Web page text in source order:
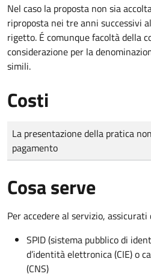
Nel caso la proposta non sia
riproposta nei tre anni successivi
rigetto. É comunque facoltà della
considerazione per la
simili.
Costi
Tipo di pagamento
Importo
La presentazione della pratica
pagamento
Cosa serve
Per accedere al servizio, assicurati
SPID (sistema pubblico di
d’identità elettronica (CIE) o
(CNS)